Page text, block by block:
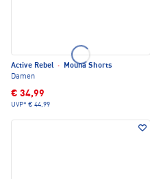
Active Rebel ·
Mouna Shorts
Damen
€ 34,99
UVP* € 44,99